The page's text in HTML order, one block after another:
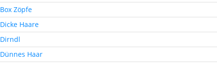
Box Zöpfe
Dicke Haare
Dirndl
Dünnes Haar